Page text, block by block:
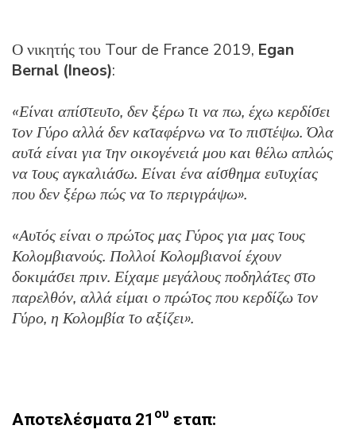
Ο νικητής του Tour de France 2019, Egan
Bernal (Ineos):
«Είναι απίστευτο, δεν ξέρω τι να πω, έχω κερδίσει
τον Γύρο αλλά δεν καταφέρνω να το πιστέψω. Όλα
αυτά είναι για την οικογένειά μου και θέλω απλώς
να τους αγκαλιάσω. Είναι ένα αίσθημα ευτυχίας
που δεν ξέρω πώς να το περιγράψω».
«Αυτός είναι ο πρώτος μας Γύρος για μας τους
Κολομβιανούς. Πολλοί Κολομβιανοί έχουν
δοκιμάσει πριν. Είχαμε μεγάλους ποδηλάτες στο
παρελθόν, αλλά είμαι ο πρώτος που κερδίζω τον
Γύρο, η Κολομβία το αξίζει».
Αποτελέσματα 21 ου εταπ: